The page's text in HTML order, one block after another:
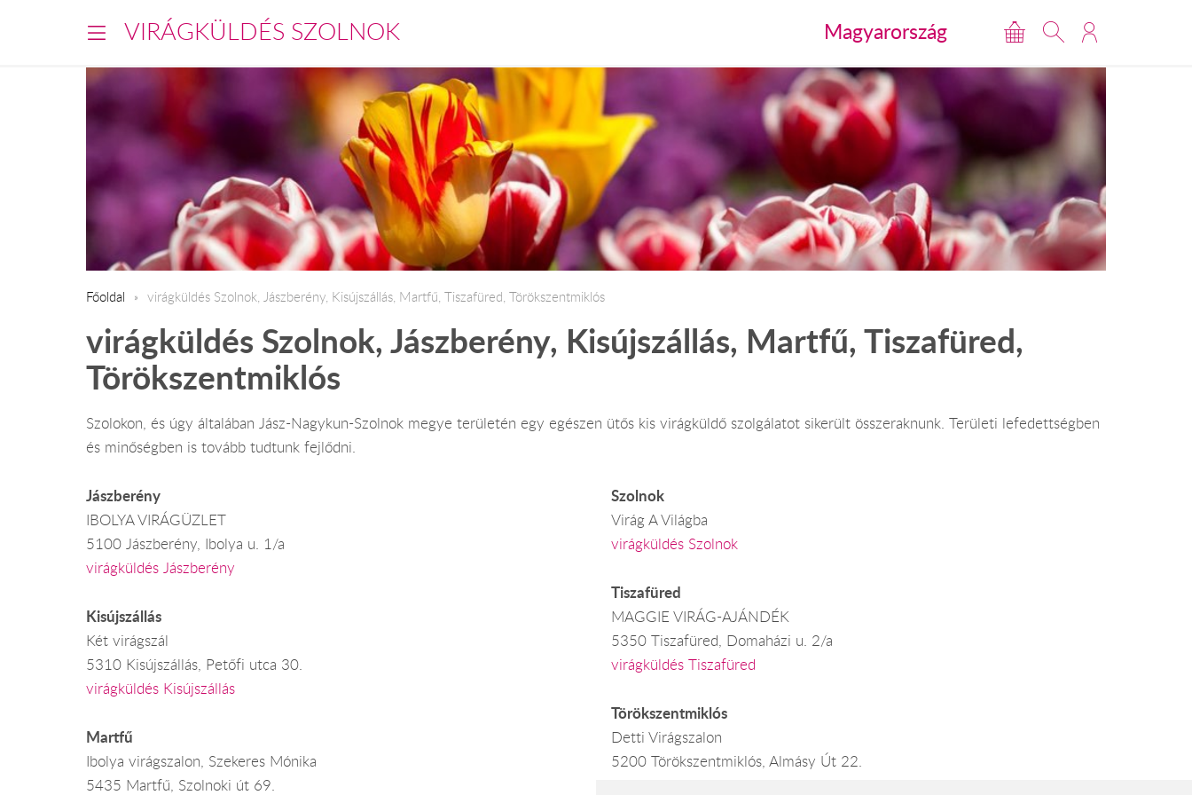
VIRÁGKÜLDÉS SZOLNOK Magyarország
Főoldal virágküldés Szolnok, Jászberény, Kisújszállás, Martfű, Tiszafüred, Törökszentmiklós
virágküldés Szolnok, Jászberény, Kisújszállás, Martfű, Tiszafüred,
Törökszentmiklós
Szolokon, és úgy általában Jász-Nagykun-Szolnok megye területén egy egészen ütős kis virágküldő szolgálatot sikerült összeraknunk. Területi lefedettségben
és minőségben is tovább tudtunk fejlődni.
Jászberény
IBOLYA VIRÁGÜZLET
5100 Jászberény, Ibolya u. 1/a
virágküldés Jászberény
Kisújszállás
Két virágszál
5310 Kisújszállás, Petőfi utca 30.
virágküldés Kisújszállás
Martfű
Ibolya virágszalon, Szekeres Mónika
5435 Martfű, Szolnoki út 69.
Szolnok
Virág A Világba
virágküldés Szolnok
Tiszafüred
MAGGIE VIRÁG-AJÁNDÉK
5350 Tiszafüred, Domaházi u. 2/a
virágküldés Tiszafüred
Törökszentmiklós
Detti Virágszalon
5200 Törökszentmiklós, Almásy Út 22.